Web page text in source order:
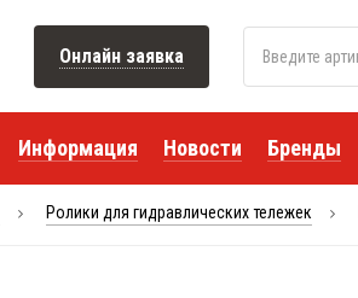
Онлайн заявка
Информация Новости Бренды
Ролики для гидравлических тележек